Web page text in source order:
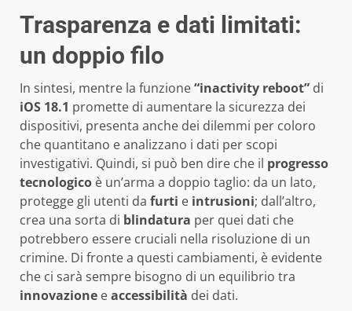
Trasparenza e dati limitati:
un doppio filo
In sintesi, mentre la funzione“inactivity reboot” di
iOS 18.1 promette di aumentare la sicurezza dei
dispositivi, presenta anche dei dilemmi per coloro
che quantitano e analizzano i dati per scopi
investigativi. Quindi, si può ben dire che il progresso
tecnologico è un’arma a doppio taglio: da un lato,
protegge gli utenti da furti e intrusioni; dall’altro,
crea una sorta di blindatura per quei dati che
potrebbero essere cruciali nella risoluzione di un
crimine. Di fronte a questi cambiamenti, è evidente
che ci sarà sempre bisogno di un equilibrio tra
innovazione eaccessibilità dei dati.